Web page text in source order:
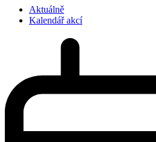
Aktuálně
Kalendář akcí